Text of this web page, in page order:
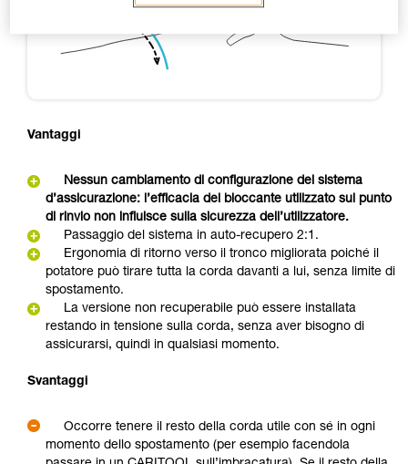
Vantaggi
Nessun cambiamento di configurazione del sistema
d’assicurazione: l’efficacia del bloccante utilizzato sul punto
di rinvio non influisce sulla sicurezza dell’utilizzatore.
Passaggio del sistema in auto-recupero 2:1.
Ergonomia di ritorno verso il tronco migliorata poiché il
potatore può tirare tutta la corda davanti a lui, senza limite di
spostamento.
La versione non recuperabile può essere installata
restando in tensione sulla corda, senza aver bisogno di
assicurarsi, quindi in qualsiasi momento.
Svantaggi
Occorre tenere il resto della corda utile con sé in ogni
momento dello spostamento (per esempio facendola